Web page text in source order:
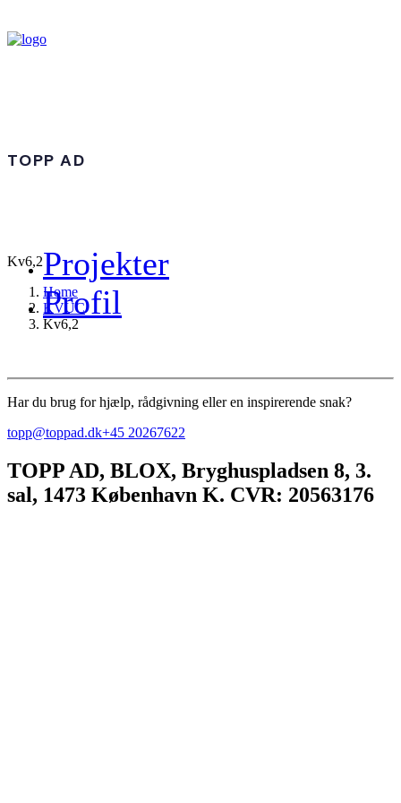
Projekter
Profil
TOPP AD
Kv6,2
Home
KVUC
Kv6,2
Har du brug for hjælp, rådgivning eller en inspirerende snak?
topp@toppad.dk+45 20267622
TOPP AD, BLOX, Bryghuspladsen 8, 3.
sal, 1473 København K. CVR: 20563176